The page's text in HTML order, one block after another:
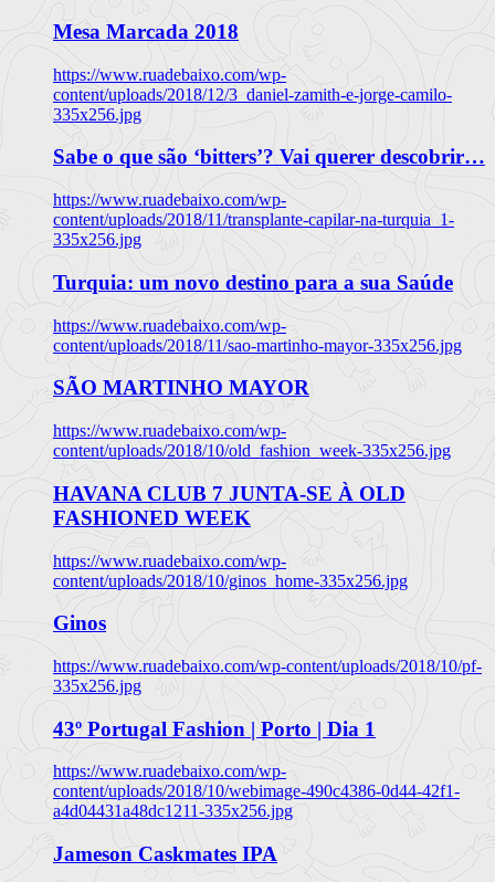
Mesa Marcada 2018
https://www.ruadebaixo.com/wp-
content/uploads/2018/12/3_daniel-zamith-e-jorge-camilo-
335x256.jpg
Sabe o que são ‘bitters’? Vai querer descobrir…
https://www.ruadebaixo.com/wp-
content/uploads/2018/11/transplante-capilar-na-turquia_1-
335x256.jpg
Turquia: um novo destino para a sua Saúde
https://www.ruadebaixo.com/wp-
content/uploads/2018/11/sao-martinho-mayor-335x256.jpg
SÃO MARTINHO MAYOR
https://www.ruadebaixo.com/wp-
content/uploads/2018/10/old_fashion_week-335x256.jpg
HAVANA CLUB 7 JUNTA-SE À OLD
FASHIONED WEEK
https://www.ruadebaixo.com/wp-
content/uploads/2018/10/ginos_home-335x256.jpg
Ginos
https://www.ruadebaixo.com/wp-content/uploads/2018/10/pf-
335x256.jpg
43º Portugal Fashion | Porto | Dia 1
https://www.ruadebaixo.com/wp-
content/uploads/2018/10/webimage-490c4386-0d44-42f1-
a4d04431a48dc1211-335x256.jpg
Jameson Caskmates IPA